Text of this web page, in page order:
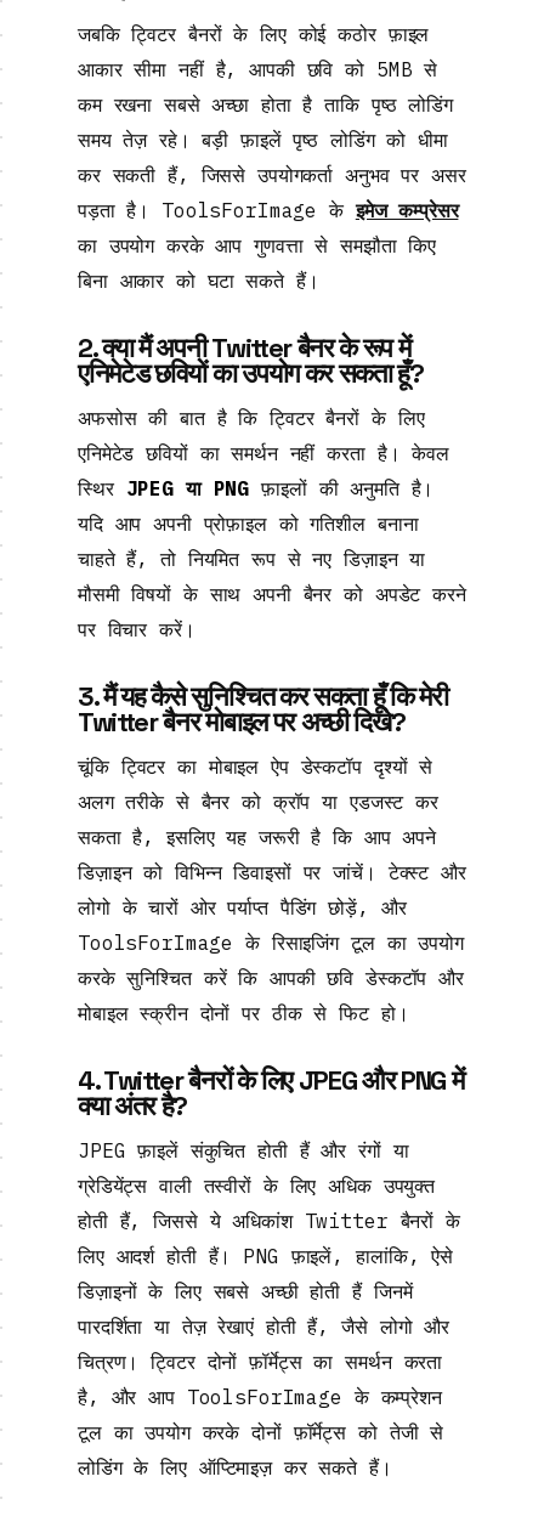
जबकि ट्विटर बैनरों के लिए कोई कठोर फ़ाइल
आकार सीमा नहीं है, आपकी छवि को 5MB से
कम रखना सबसे अच्छा होता है ताकि पृष्ठ लोडिंग
समय तेज़ रहे। बड़ी फ़ाइलें पृष्ठ लोडिंग को धीमा
कर सकती हैं, जिससे उपयोगकर्ता अनुभव पर असर
पड़ता है। ToolsForImage केइमेज कम्प्रेसर
का उपयोग करके आप गुणवत्ता से समझौता किए
बिना आकार को घटा सकते हैं।
2. क्या मैं अपनी Twitter बैनर के रूप में
एनिमेटेड छवियों का उपयोग कर सकता हूँ?
अफसोस की बात है कि ट्विटर बैनरों के लिए
एनिमेटेड छवियों का समर्थन नहीं करता है। केवल
स्थिर JPEG या PNG फ़ाइलों की अनुमति है।
यदि आप अपनी प्रोफ़ाइल को गतिशील बनाना
चाहते हैं, तो नियमित रूप से नए डिज़ाइन या
मौसमी विषयों के साथ अपनी बैनर को अपडेट करने
पर विचार करें।
3. मैं यह कैसे सुनिश्चित कर सकता हूँ कि मेरी
Twitter बैनर मोबाइल पर अच्छी दिखे?
चूंकि ट्विटर का मोबाइल ऐप डेस्कटॉप दृश्यों से
अलग तरीके से बैनर को क्रॉप या एडजस्ट कर
सकता है, इसलिए यह जरूरी है कि आप अपने
डिज़ाइन को विभिन्न डिवाइसों पर जांचें। टेक्स्ट और
लोगो के चारों ओर पर्याप्त पैडिंग छोड़ें, और
ToolsForImage के रिसाइजिंग टूल का उपयोग
करके सुनिश्चित करें कि आपकी छवि डेस्कटॉप और
मोबाइल स्क्रीन दोनों पर ठीक से फिट हो।
4. Twitter बैनरों के लिए JPEG और PNG में
क्या अंतर है?
JPEG फ़ाइलें संकुचित होती हैं और रंगों या
ग्रेडियेंट्स वाली तस्वीरों के लिए अधिक उपयुक्त
होती हैं, जिससे ये अधिकांश Twitter बैनरों के
लिए आदर्श होती हैं। PNG फ़ाइलें, हालांकि, ऐसे
डिज़ाइनों के लिए सबसे अच्छी होती हैं जिनमें
पारदर्शिता या तेज़ रेखाएं होती हैं, जैसे लोगो और
चित्रण। ट्विटर दोनों फ़ॉर्मेट्स का समर्थन करता
है, और आप ToolsForImage के कम्प्रेशन
टूल का उपयोग करके दोनों फ़ॉर्मेट्स को तेजी से
लोडिंग के लिए ऑप्टिमाइज़ कर सकते हैं।